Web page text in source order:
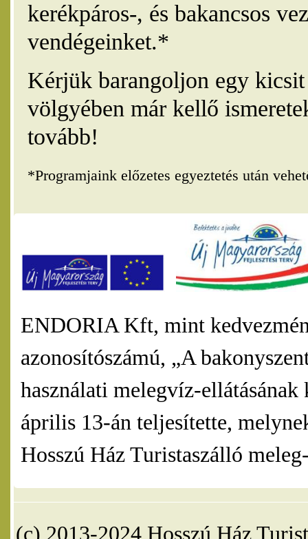
kerékpáros-, és bakancsos
vendégeinket.*
Kérjük barangoljon egy
völgyében már kellő
tovább!
*Programjaink előzetes egyeztetés után
ENDORIA Kft, mint
azonosítószámú, „A
használati melegvíz-
április 13-án teljesítette,
Hosszú Ház Turistaszálló
(c) 2013-2024 Hosszú Ház